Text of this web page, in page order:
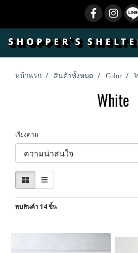
หน้าแรก สินค้าทั้งหมด Color
White
เรียงตาม
พบสินค้า 14 ชิ้น